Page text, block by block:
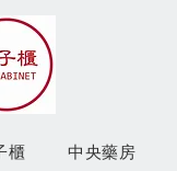
櫃 中央藥房